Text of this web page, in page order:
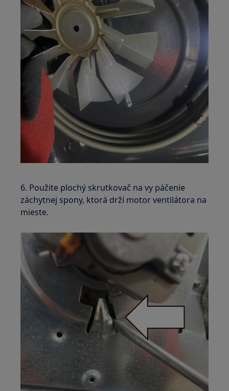
6. Použite plochý skrutkovač na vy páčenie
záchytnej spony, ktorá drží motor ventilátora na
mieste.